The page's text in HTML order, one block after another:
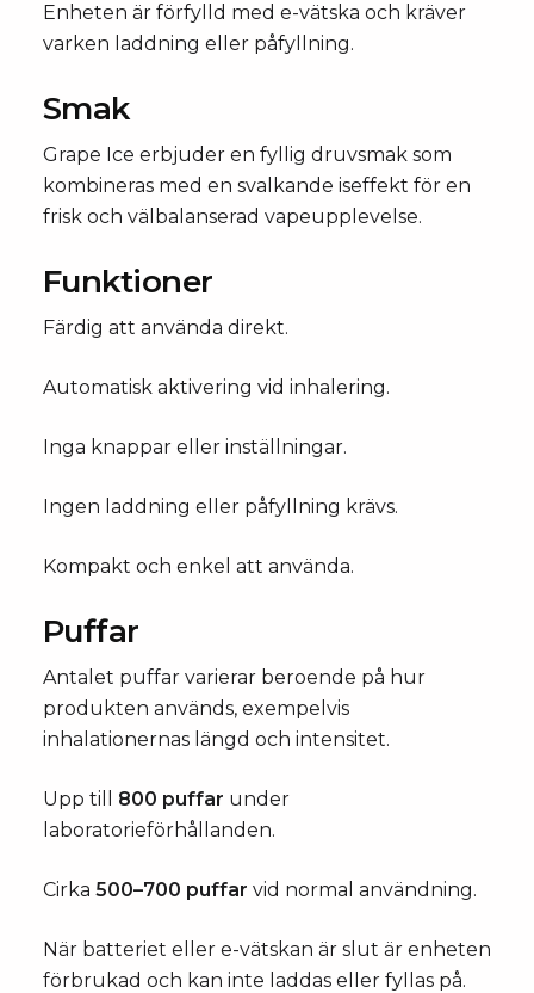
Enheten är förfylld med e-vätska och kräver
varken laddning eller påfyllning.
Smak
Grape Ice erbjuder en fyllig druvsmak som
kombineras med en svalkande iseffekt för en
frisk och välbalanserad vapeupplevelse.
Funktioner
Färdig att använda direkt.
Automatisk aktivering vid inhalering.
Inga knappar eller inställningar.
Ingen laddning eller påfyllning krävs.
Kompakt och enkel att använda.
Puffar
Antalet puffar varierar beroende på hur
produkten används, exempelvis
inhalationernas längd och intensitet.
Upp till 800 puffar under
laboratorieförhållanden.
Cirka 500–700 puffar vid normal användning.
När batteriet eller e-vätskan är slut är enheten
förbrukad och kan inte laddas eller fyllas på.